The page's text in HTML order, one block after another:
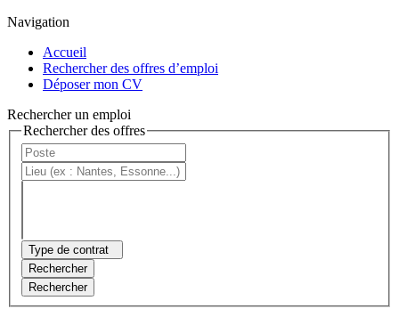
Navigation
Accueil
Rechercher des offres d’emploi
Déposer mon CV
Rechercher un emploi
Rechercher des offres
Type de contrat
Rechercher
Rechercher